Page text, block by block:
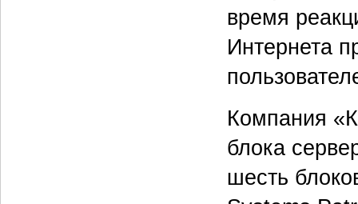
время
Интернета
Компания
блока
шесть